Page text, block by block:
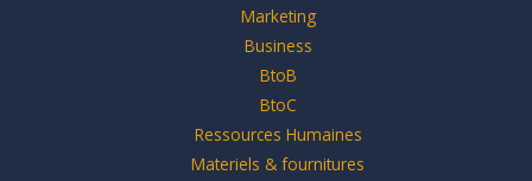
Marketing
Business
BtoB
BtoC
Ressources Humaines
Materiels & fournitures